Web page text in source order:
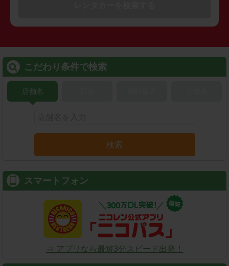
こだわり条件で検索
店舗名
検索
スマートフォン
⇒ アプリなら最短3分スピード出発！